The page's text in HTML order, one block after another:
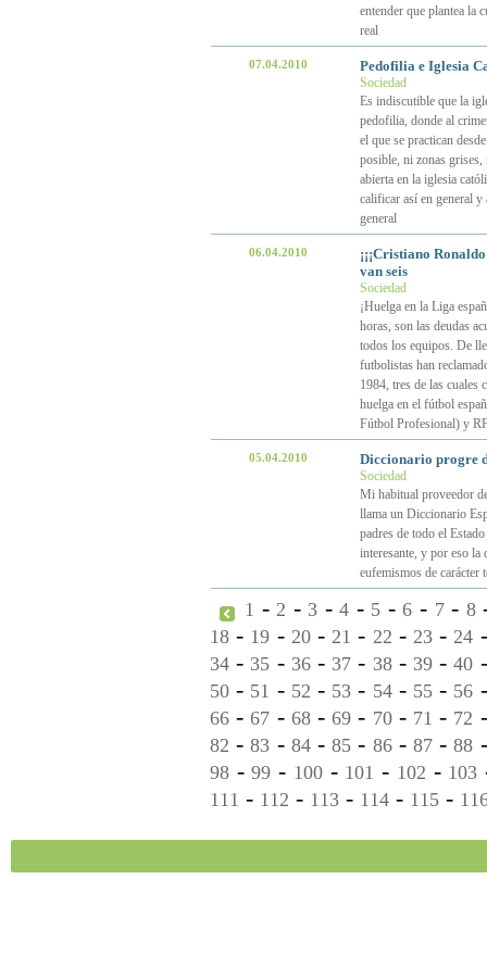
entender que plantea la
real
07.04.2010 Pedofilia e Iglesia
Sociedad
Es indiscutible que la
pedofilia, donde al
el que se practican
posible, ni zonas
abierta en la iglesia
calificar así en general y
general
06.04.2010
¡¡¡Cristiano
van seis
Sociedad
¡Huelga en la Liga
horas, son las deudas
todos los equipos. De
futbolistas han
1984, tres de las
huelga en el fútbol
Fútbol Profesional) y
05.04.2010 Diccionario progre
Sociedad
Mi habitual proveedor
llama un Diccionario
padres de todo el
interesante, y por eso la
eufemismos de carácter
1 -2 - 3 -4 - 5 -6 - 7- 8
18 - 19 - 20-21 - 22 - 23-24
34 - 35 - 36- 37 - 38- 39-40
50 - 51 - 52 - 53 - 54- 55- 56
66 -67 - 68-69 - 70- 71 - 72
82 -83 - 84-85 - 86- 87-88
98 -99 - 100- 101 - 102 - 103
111 - 112 - 113 - 114 - 115 -